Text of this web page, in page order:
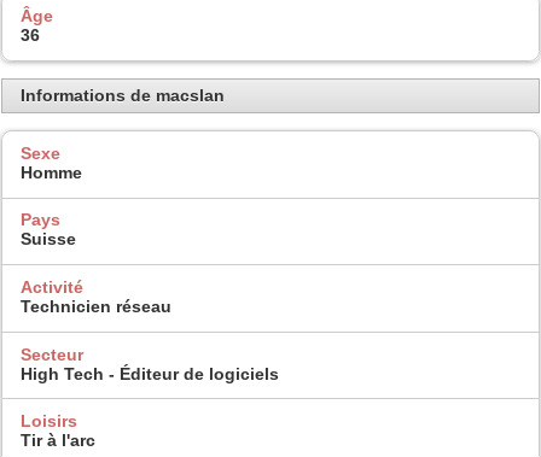
Âge
36
Informations de macslan
Sexe
Homme
Pays
Suisse
Activité
Technicien réseau
Secteur
High Tech - Éditeur de logiciels
Loisirs
Tir à l'arc